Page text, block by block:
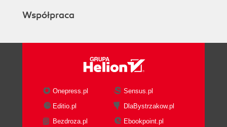
Współpraca
Onepress.pl
Sensus.pl
Editio.pl
DlaBystrzakow.pl
Bezdroza.pl
Ebookpoint.pl